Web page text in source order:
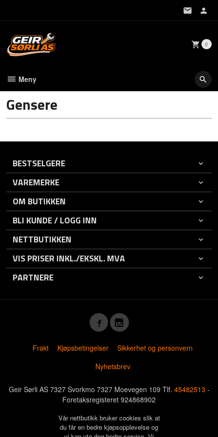
0
Meny
Gensere
BESTSELGERE
VAREMERKE
OM BUTIKKEN
BLI KUNDE / LOGG INN
NETTBUTIKKEN
VIS PRISER INKL./EKSKL. MVA
PARTNERE
Frakt Kjøpsbetingelser
Sikkerhet og personvern
Nyhetsbrev
Geir Sørli AS 7327 Svorkmo 7327 Moevegen 109 Tlf. 45482513 -
Foretaksregisteret 924868902
Vår nettbutikk bruker cookies slik at
du får en bedre kjøpsopplevelse og